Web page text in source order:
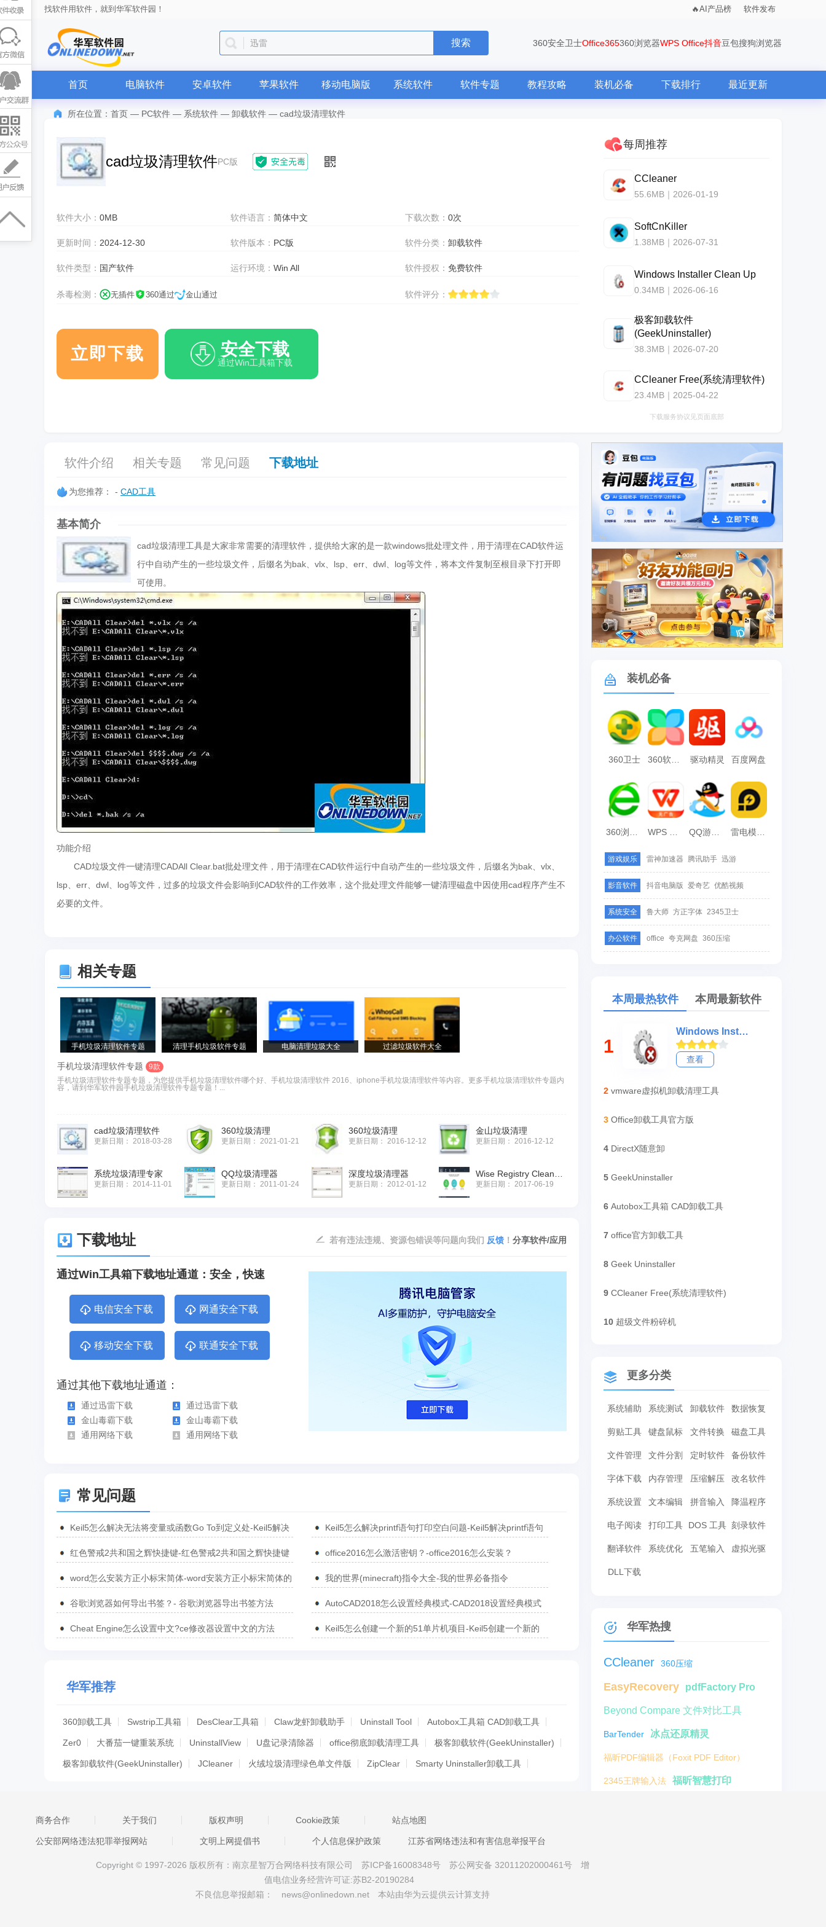
找软件用软件，就到华军软件园！ AI产品榜 软件发布
迅雷 搜索 360安全卫士Office365360浏览器WPS Office抖音豆包搜狗浏览器
首页 电脑软件 安卓软件 苹果软件 移动电脑版 系统软件 软件专题 教程攻略 装机必备 下载排行 最近更新
所在位置： 首页 — PC软件 — 系统软件 — 卸载软件 — cad垃圾清理软件
cad垃圾清理软件PC版
软件大小： 0MB 软件语言：简体中文 下载次数： 0次
更新时间： 2024-12-30 软件版本： PC版 软件分类： 卸载软件
软件类型： 国产软件 运行环境：Win All 软件授权： 免费软件
杀毒检测： 无插件 360通过 金山通过 软件评分：
立即下载 安全下载
通过Win工具箱下载
每周推荐
CCleaner
55.6MB｜2026-01-19
SoftCnKiller
1.38MB｜2026-07-31
Windows Installer Clean Up
0.34MB｜2026-06-16
极客卸载软件
(GeekUninstaller)
38.3MB｜2026-07-20
CCleaner Free(系统清理软件)
23.4MB｜2025-04-22
下载服务协议见页面底部
软件介绍 相关专题 常见问题 下载地址
为您推荐： - CAD工具
基本简介
cad垃圾清理工具是大家非常需要的清理软件，提供给大家的是一款windows批处理文件，用于清理在CAD软件运
行中自动产生的一些垃圾文件，后缀名为bak、vlx、lsp、err、dwl、log等文件，将本文件复制至根目录下打开即
可使用。
功能介绍
CAD垃圾文件一键清理CADAll Clear.bat批处理文件，用于清理在CAD软件运行中自动产生的一些垃圾文件，后缀名为bak、vlx、
lsp、err、dwl、log等文件，过多的垃圾文件会影响到CAD软件的工作效率，这个批处理文件能够一键清理磁盘中因使用cad程序产生不
必要的文件。
相关专题
手机垃圾清理软件专题 清理手机垃圾软件专题 电脑清理垃圾大全 过滤垃圾软件大全
手机垃圾清理软件专题
9款
手机垃圾清理软件专题专题，为您提供手机垃圾清理软件哪个好、手机垃圾清理软件 2016、iphone手机垃圾清理软件等内容。更多手机垃圾清理软件专题内
容，请到华军软件园手机垃圾清理软件专题专题！...
cad垃圾清理软件
更新日期： 2018-03-28
360垃圾清理
更新日期： 2021-01-21
360垃圾清理
更新日期： 2016-12-12
金山垃圾清理
更新日期： 2016-12-12
系统垃圾清理专家
更新日期： 2014-11-01
QQ垃圾清理器
更新日期： 2011-01-24
深度垃圾清理器
更新日期： 2012-01-12 更新日期： 2017-06-19
下载地址 分享软件/应用
若有违法违规、资源包错误等问题向我们 反馈 ！
通过Win工具箱下载地址通道：安全，快速
电信安全下载 网通安全下载
移动安全下载 联通安全下载
通过其他下载地址通道：
通过迅雷下载
通过迅雷下载
金山毒霸下载
金山毒霸下载
通用网络下载
通用网络下载
常见问题
Keil5怎么解决无法将变量或函数Go To到定义处-Keil5解决
Keil5怎么解决printf语句打印空白问题-Keil5解决printf语句
红色警戒2共和国之辉快捷键-红色警戒2共和国之辉快捷键
office2016怎么激活密钥？-office2016怎么安装？
word怎么安装方正小标宋简体-word安装方正小标宋简体的
我的世界(minecraft)指令大全-我的世界必备指令
谷歌浏览器如何导出书签？- 谷歌浏览器导出书签方法
AutoCAD2018怎么设置经典模式-CAD2018设置经典模式
Cheat Engine怎么设置中文?ce修改器设置中文的方法
Keil5怎么创建一个新的51单片机项目-Keil5创建一个新的
华军推荐
360卸载工具 Swstrip工具箱 DesClear工具箱 Claw龙虾卸载助手 Uninstall Tool Autobox工具箱 CAD卸载工具
Zer0 大番茄一键重装系统 UninstallView U盘记录清除器 office彻底卸载清理工具 极客卸载软件(GeekUninstaller)
极客卸载软件(GeekUninstaller) JCleaner 火绒垃圾清理绿色单文件版 ZipClear Smarty Uninstaller卸载工具
office官方卸载工具 超级文件粉碎机 AUTO Uninstaller Novus OfficeRegClean
Windows Installer Clean Up ie11卸载 cleansweep 空间清理 GeekUninstaller 魔方清理大师
DDU显卡驱动卸载工具 DDU显卡驱动卸载工具 AdobeCreativeSuiteCleanerTool Windows清理助手
松下打印机驱动卸载工具 文件粉碎机 软件卸载工具
广告
广告
装机必备
360卫士 360软件管家 驱动精灵 百度网盘
雷电模拟器
游戏娱乐 雷神加速器 腾讯助手 迅游
影音软件 抖音电脑版 爱奇艺 优酷视频
系统安全 鲁大师 方正字体 2345卫士
办公软件 office 夸克网盘 360压缩
本周最热软件 本周最新软件
1
Windows Installer Clean Up
查看
2 vmware虚拟机卸载清理工具
3 Office卸载工具官方版
4 DirectX随意卸
5 GeekUninstaller
6 Autobox工具箱 CAD卸载工具
7 office官方卸载工具
8 Geek Uninstaller
9 CCleaner Free(系统清理软件)
10 超级文件粉碎机
更多分类
系统辅助 系统测试 卸载软件 数据恢复
剪贴工具 键盘鼠标 文件转换 磁盘工具
文件管理 文件分割 定时软件 备份软件
字体下载 内存管理 压缩解压 改名软件
系统设置 文本编辑 拼音输入 降温程序
电子阅读 打印工具 DOS 工具 刻录软件
翻译软件 系统优化 五笔输入 虚拟光驱
DLL下载
华军热搜
CCleaner 360压缩
EasyRecovery pdfFactory Pro
Beyond Compare 文件对比工具
BarTender 冰点还原精灵
福昕PDF编辑器（Foxit PDF Editor）
2345王牌输入法 福昕智慧打印
商务合作 关于我们 版权声明 Cookie政策 站点地图
公安部网络违法犯罪举报网站 文明上网提倡书 个人信息保护政策 江苏省网络违法和有害信息举报平台
Copyright © 1997-2026 版权所有：南京星智万合网络科技有限公司 苏ICP备16008348号 苏公网安备 32011202000461号
增
值电信业务经营许可证:苏B2-20190284
不良信息举报邮箱：
news@onlinedown.net 本站由华为云提供云计算支持